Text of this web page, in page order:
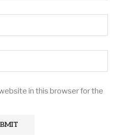
in this browser for the